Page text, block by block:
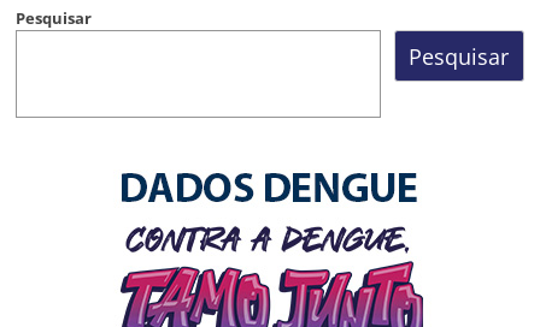
Pesquisar
Pesquisar